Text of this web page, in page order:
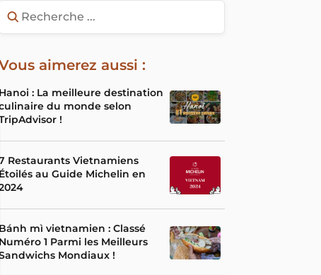
aimerez aussi :
Hanoi : La meilleure destination
du monde selon
!
Restaurants Vietnamiens
Étoilés au Guide Michelin en
Bánh mì vietnamien : Classé
Numéro 1 Parmi les Meilleurs
Mondiaux !